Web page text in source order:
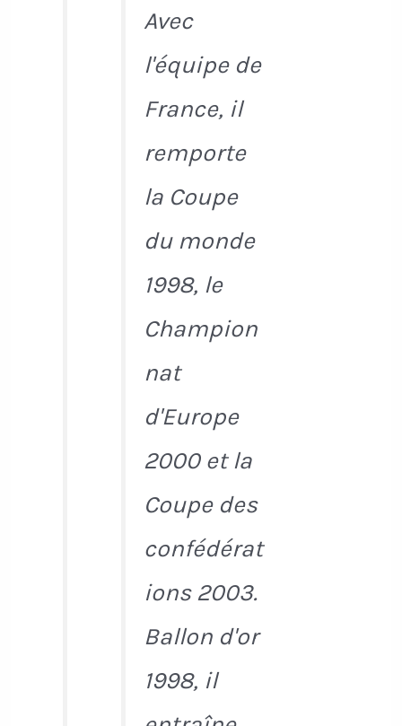
Avec
l'équipe de
France, il
remporte
la Coupe
du monde
1998, le
Champion
nat
d'Europe
2000 et la
Coupe des
confédérat
ions 2003.
Ballon d'or
1998, il